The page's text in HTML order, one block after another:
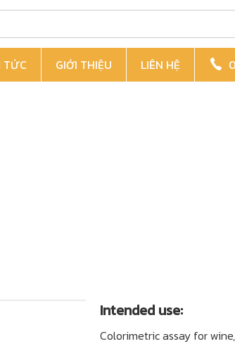
TỨC GIỚI THIỆU LIÊN HỆ
Intended use:
Colorimetric assay for